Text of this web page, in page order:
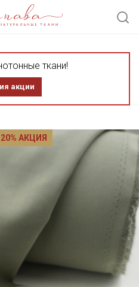
ткани!
акции
АКЦИЯ